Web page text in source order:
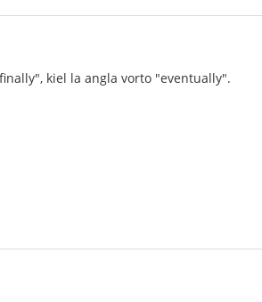
kiel la angla vorto "eventually".